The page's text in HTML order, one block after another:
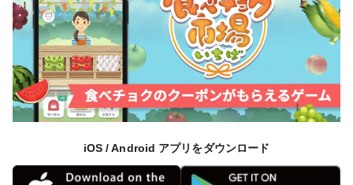
iOS / Android アプリをダウンロード